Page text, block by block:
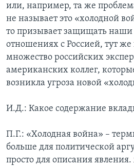
или, например, та же
не называет это «холодной
то призывает защищать
отношениях с Россией, тут же
множество российских
американских коллег,
возникла угроза новой
И.Д.: Какое содержание
П.Г.: «Холодная война» –
больше для политической
просто для описания